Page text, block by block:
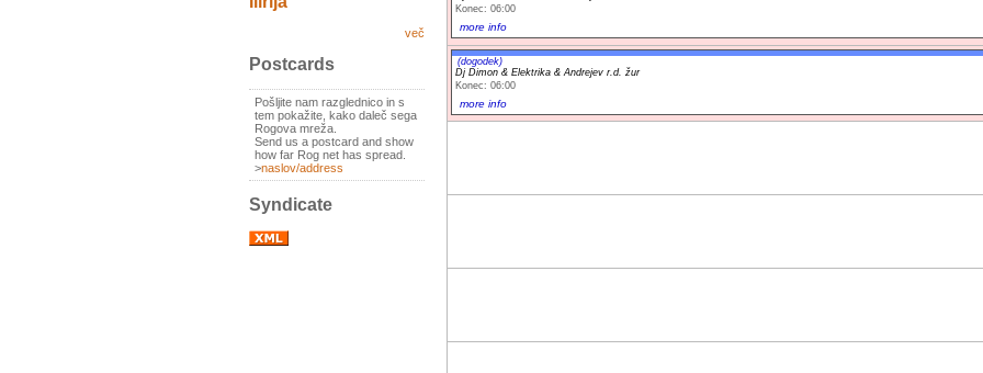
več
Postcards
Pošljite nam razglednico in s
tem pokažite, kako daleč sega
Rogova mreža.
Send us a postcard and show
how far Rog net has spread.
>naslov/address
Syndicate
Konec: 06:00
more info
(dogodek)
Dj Dimon & Elektrika & Andrejev r.d. žur
Konec: 06:00
more info